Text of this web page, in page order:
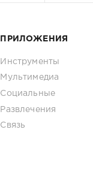
ПРИЛОЖЕНИЯ
Инструменты
Мультимедиа
Социальные
Развлечения
Связь